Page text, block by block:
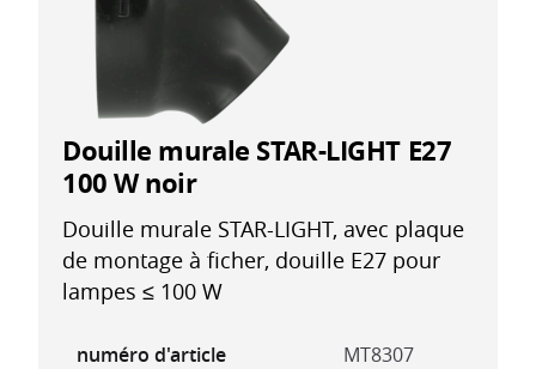
Douille murale STAR-LIGHT E27
100 W noir
Douille murale STAR-LIGHT, avec plaque
de montage à ficher, douille E27 pour
lampes ≤ 100 W
numéro d'article
MT8307